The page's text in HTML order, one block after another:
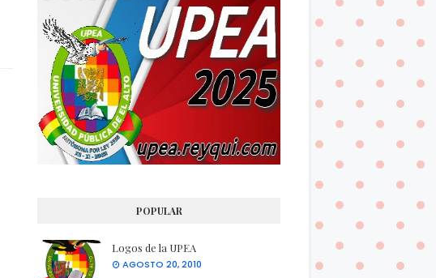
POPULAR
Logos de la UPEA
AGOSTO 20, 2010